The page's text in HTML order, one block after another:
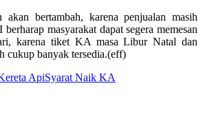
akan bertambah, karena penjualan masih
masyarakat dapat segera memesan
karena tiket KA masa Libur Natal dan
cukup banyak tersedia.(eff)
ApiSyarat Naik KA